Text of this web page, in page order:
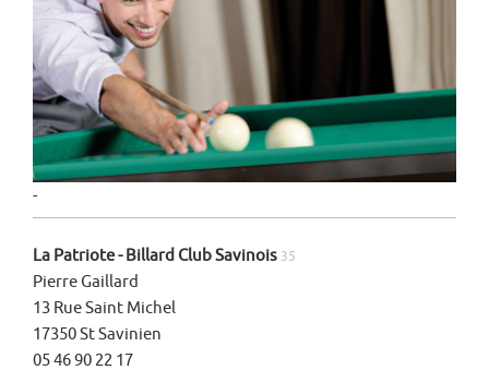
-
La Patriote - Billard Club Savinois 35
Pierre Gaillard
13 Rue Saint Michel
17350 St Savinien
05 46 90 22 17